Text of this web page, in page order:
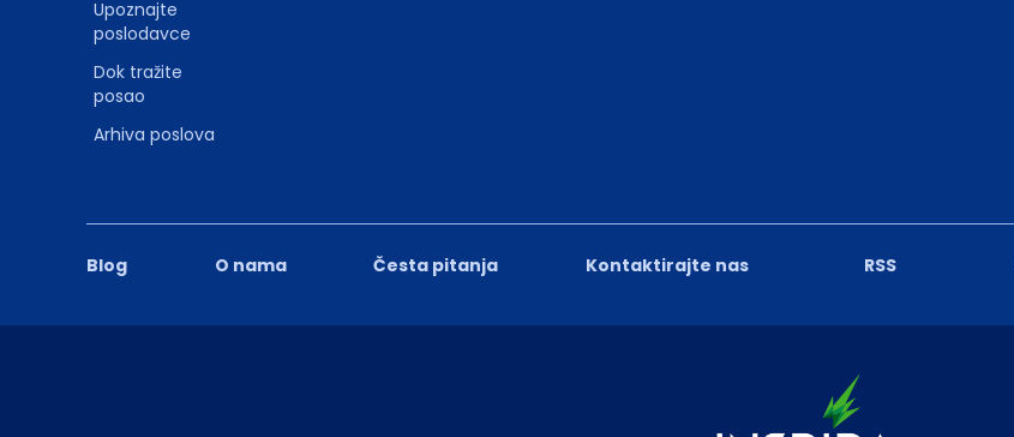
Blog O nama Česta pitanja Kontaktirajte nas RSS
Upoznajte
poslodavce
Dok tražite
posao
Arhiva poslova